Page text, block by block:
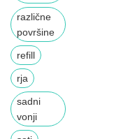
različne
površine
refill
rja
sadni
vonji